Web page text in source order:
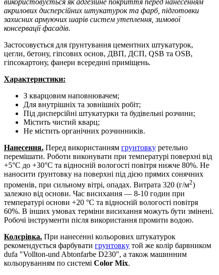
акрилових дисперсійних штукатурок та фарб, підготовки
захисних армуючих шарів систем утеплення, зимової
консервації фасадів.
Застосовується для ґрунтування цементних штукатурок,
цегли, бетону, гіпсових основ, ДВП, ДСП, QSB та OSB,
гіпсокартону, фанери всередині приміщень.
Характеристики:
З кварцовим наповнювачем;
Для внутрішніх та зовнішніх робіт;
Під дисперсійні штукатурки та будівельні розчини;
Містить чистий кварц;
Не містить органічних розчинників.
Нанесення. Перед використанням грунтовку ретельно
перемішати. Роботи виконувати при температурі поверхні від
+5°С до +30°С та відносній вологості повітря нижче 80%. Не
наносити ґрунтовку на поверхні під дією прямих сонячних
променів, при сильному вітрі, опадах. Витрата 320 (г/м2)
залежно від основи. Час висихання — 8-10 годин при
температурі основи +20 °С та відносній вологості повітря
60%. В інших умовах терміни висихання можуть бути змінені.
Робочі інструменти після використання промити водою.
Колєрівка. При нанесенні кольорових штукатурок
рекомендується фарбувати грунтовку той же колір барвником
dufa "Vollton-und Abtonfarbe D230", а також машинним
кольоруванням по системі Color Mix.